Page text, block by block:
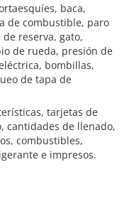
baca,
de combustible, paro
reserva, gato,
de rueda, presión de
bombillas,
de tapa de
tarjetas de
cantidades de llenado,
combustibles,
e impresos.